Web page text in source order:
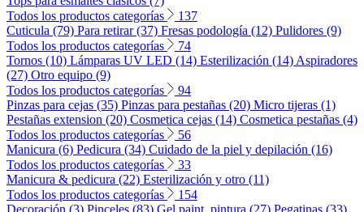
Todos los productos categorías
137
Cuticula (79) Para retirar (37) Fresas podología (12) Pulidores (9)
Todos los productos categorías
74
Tornos (10) Lámparas UV LED (14) Esterilización (14) Aspiradores
(27) Otro equipo (9)
Todos los productos categorías
94
Pinzas para cejas (35) Pinzas para pestañas (20) Micro tijeras (1)
Pestañas extension (20) Cosmetica cejas (14) Cosmetica pestañas (4)
Todos los productos categorías
56
Manicura (6) Pedicura (34) Cuidado de la piel y depilación (16)
Todos los productos categorías
33
Manicura & pedicura (22) Esterilización y otro (11)
Todos los productos categorías
154
Decoración (3) Pinceles (83) Gel paint, pintura (27) Pegatinas (33)